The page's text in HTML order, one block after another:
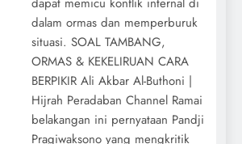
dalam ormas dan memperburuk
situasi. SOAL TAMBANG,
ORMAS & KEKELIRUAN CARA
BERPIKIR Ali Akbar Al-Buthoni |
Hijrah Peradaban Channel Ramai
belakangan ini pernyataan Pandji
Pragiwaksono yang mengkritik